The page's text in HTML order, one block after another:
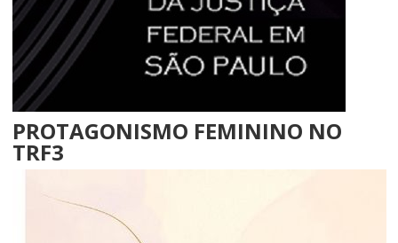
PROTAGONISMO FEMININO NO
TRF3